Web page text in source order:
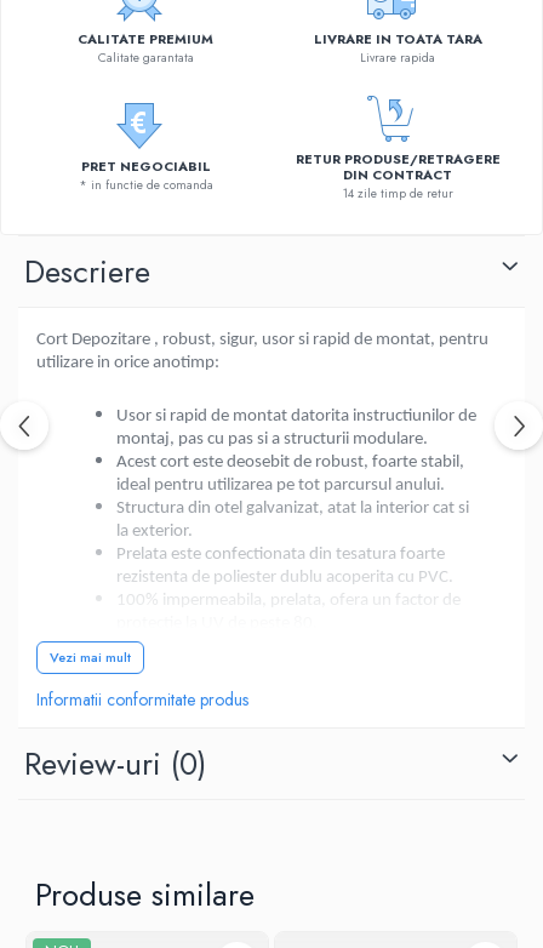
CALITATE PREMIUM
Calitate garantata
LIVRARE IN TOATA TARA
Livrare rapida
PRET NEGOCIABIL
* in functie de comanda
RETUR PRODUSE/RETRAGERE
DIN CONTRACT
14 zile timp de retur
Descriere
Cort Depozitare , robust, sigur, usor si rapid de montat, pentru
utilizare in orice anotimp:
Usor si rapid de montat datorita instructiunilor de
montaj, pas cu pas si a structurii modulare.
Acest cort este deosebit de robust, foarte stabil,
ideal pentru utilizarea pe tot parcursul anului.
Structura din otel galvanizat, atat la interior cat si
la exterior.
Prelata este confectionata din tesatura foarte
rezistenta de poliester dublu acoperita cu PVC.
100% impermeabila, prelata, ofera un factor de
Peretii laterali au latimea de 2 m si pot fi montati
individual, permitand mai multe alternative de
configurare, inchis, deschis, partial inchis/deschis.
Perfect pentru orice anotimp !
Umbrar racoros in zilele caniculare, loc de relaxare
si odihna placut la orice ora a zilei.
Vezi mai mult
Informatii conformitate produs
Review-uri (0)
Produse similare